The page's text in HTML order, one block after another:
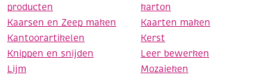
producten
karton
Kaarsen en Zeep maken
Kaarten maken
Kantoorartikelen
Kerst
Knippen en snijden
Leer bewerken
Lijm
Mozaieken